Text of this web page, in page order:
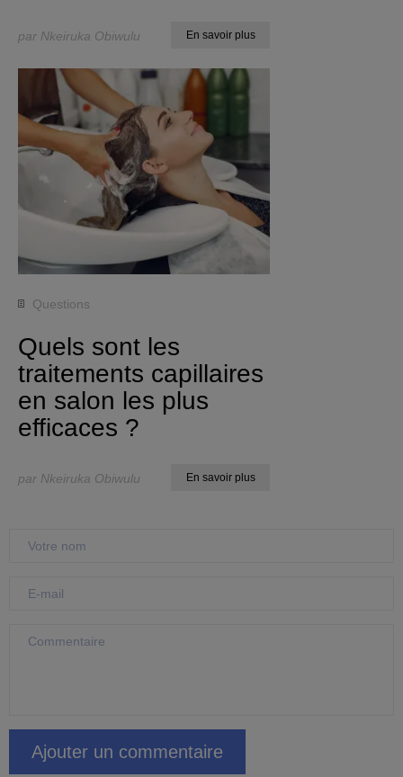
par Nkeiruka Obiwulu En savoir plus
Questions
Quels sont les
traitements capillaires
en salon les plus
efficaces ?
par Nkeiruka Obiwulu En savoir plus